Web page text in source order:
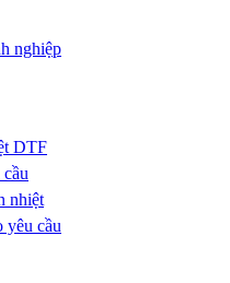
nghiệp
DTF
nhiệt
yêu cầu